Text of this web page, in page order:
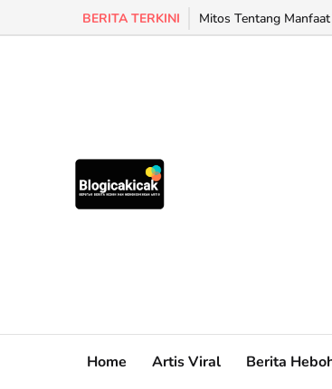
BERITA TERKINI Mitos Tentang
Home Artis Viral Berita